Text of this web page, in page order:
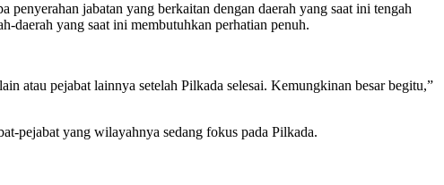
jabatan yang berkaitan dengan daerah yang saat ini tengah
daerah yang saat ini membutuhkan perhatian penuh.
atau pejabat lainnya setelah Pilkada selesai. Kemungkinan besar begitu,”
pejabat yang wilayahnya sedang fokus pada Pilkada.